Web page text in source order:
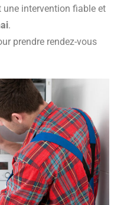
une intervention fiable et
.
prendre rendez-vous